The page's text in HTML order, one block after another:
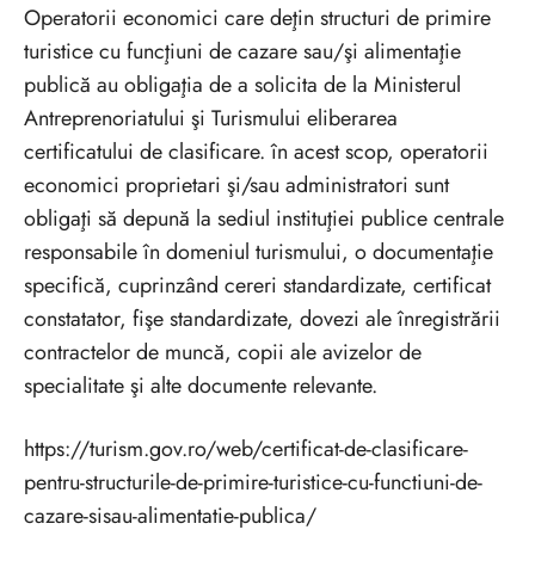
Operatorii economici care deţin structuri de primire
turistice cu funcţiuni de cazare sau/şi alimentaţie
publică au obligaţia de a solicita de la Ministerul
Antreprenoriatului şi Turismului eliberarea
certificatului de clasificare. în acest scop, operatorii
economici proprietari şi/sau administratori sunt
obligaţi să depună la sediul instituţiei publice centrale
responsabile în domeniul turismului, o documentaţie
specifică, cuprinzând cereri standardizate, certificat
constatator, fişe standardizate, dovezi ale înregistrării
contractelor de muncă, copii ale avizelor de
specialitate şi alte documente relevante.
https://turism.gov.ro/web/certificat-de-clasificare-
pentru-structurile-de-primire-turistice-cu-functiuni-de-
cazare-sisau-alimentatie-publica/